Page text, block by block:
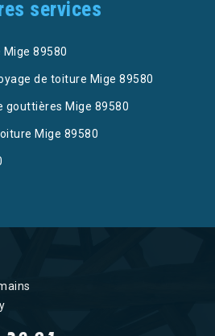
services
89580
de toiture Mige 89580
gouttières Mige 89580
Mige 89580